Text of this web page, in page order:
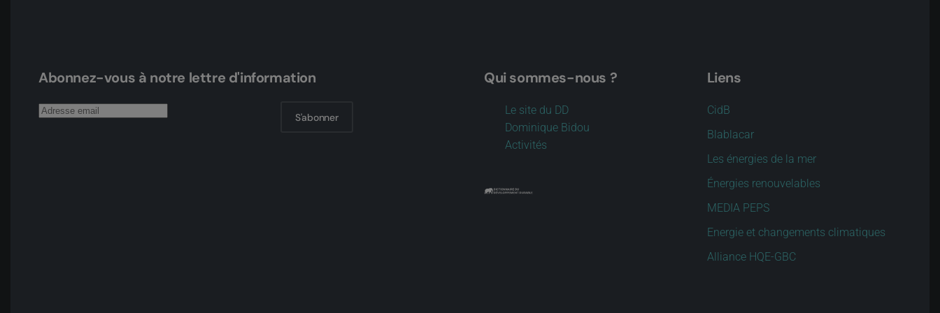
Abonnez-vous à notre lettre d'information
S'abonner
Qui sommes-nous ?
Le site du DD
Dominique Bidou
Activités
Liens
CidB
Blablacar
Les énergies de la mer
Énergies renouvelables
MEDIA PEPS
Energie et changements climatiques
Alliance HQE-GBC